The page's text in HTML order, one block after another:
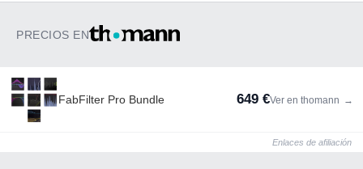
PRECIOS EN
FabFilter Pro Bundle 649 €Ver en thomann →
Enlaces de afiliación